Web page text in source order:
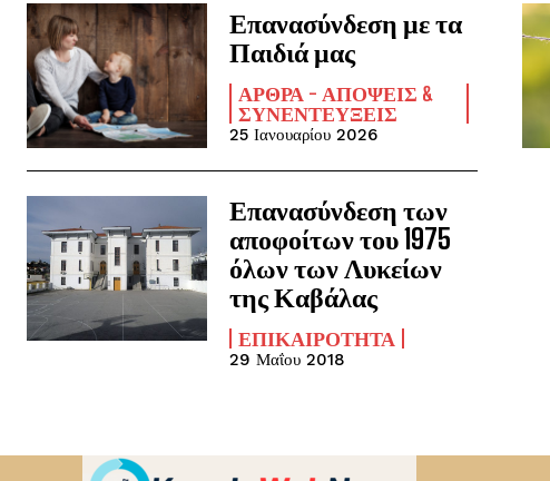
Επανασύνδεση με τα
Παιδιά μας
ΆΡΘΡΑ - ΑΠΌΨΕΙΣ &
ΣΥΝΕΝΤΕΎΞΕΙΣ
25 Ιανουαρίου 2026
Επανασύνδεση των
αποφοίτων του 1975
όλων των Λυκείων
της Καβάλας
ΕΠΙΚΑΙΡΌΤΗΤΑ
29 Μαΐου 2018